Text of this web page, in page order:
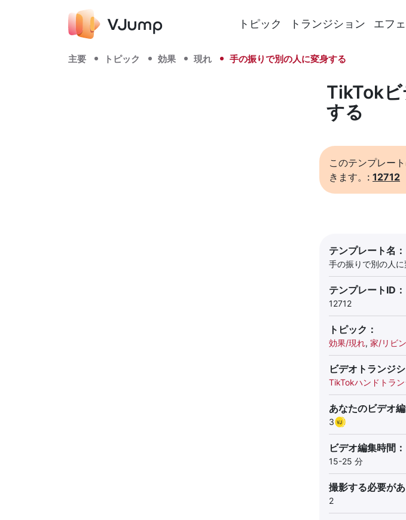
トピック トランジション エフ
主要 トピック 効果 現れ 手の振りで別の人に変身する
TikTokビ
する
このテンプレー
きます。: 12712
テンプレート名：
手の振りで別の人に
テンプレートID：
12712
トピック：
効果/現れ, 家/リビ
ビデオトランジ
TikTokハンドトラ
あなたのビデオ
3
ビデオ編集時間：
15-25 分
撮影する必要が
2